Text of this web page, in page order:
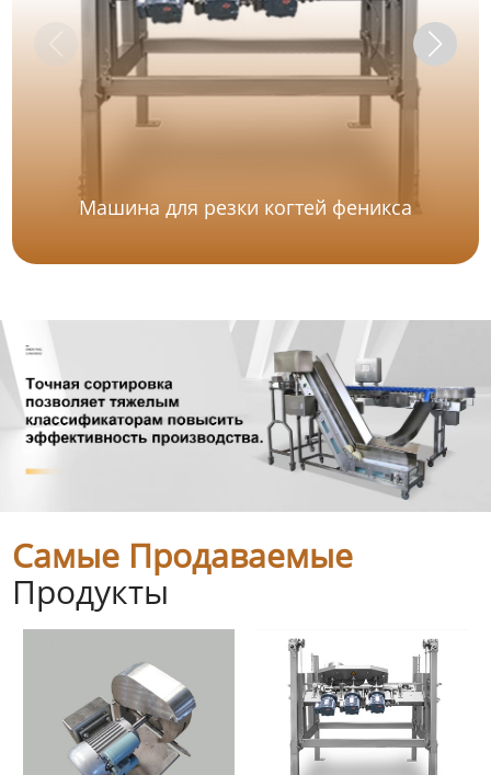
Машина для резки когтей феникса
Самые Продаваемые
Продукты